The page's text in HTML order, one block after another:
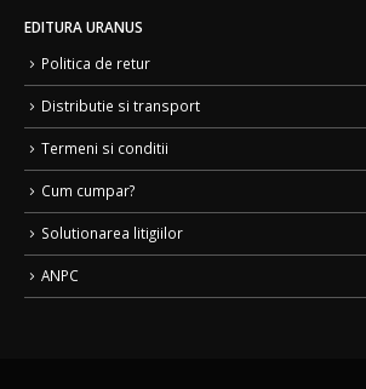
EDITURA URANUS
Politica de retur
Distributie si transport
Termeni si conditii
Cum cumpar?
Solutionarea litigiilor
ANPC